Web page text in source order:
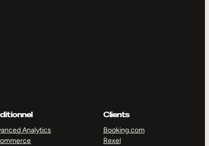
Analytics
Clients
Booking.com
Rexel